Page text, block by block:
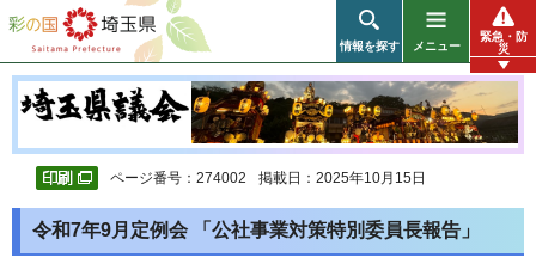
彩の国 埼玉県
情報を探す メニュー
緊急・防
災
ページ番号：274002 掲載日：2025年10月15日
令和7年9月定例会 「公社事業対策特別委員長報告」